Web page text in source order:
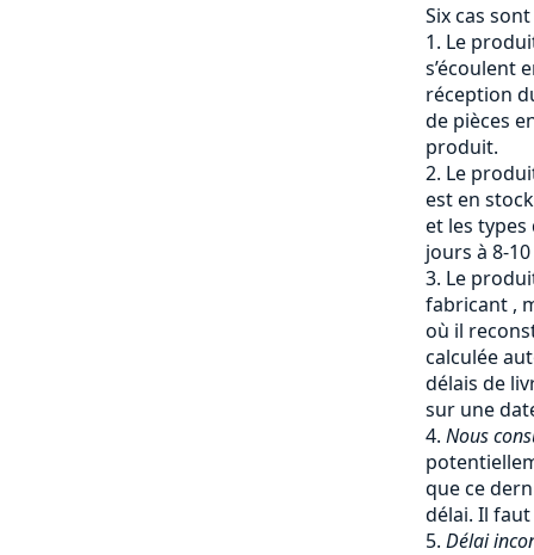
Six cas
Le
s’écoulent
réception
de pièces
produit.
Le
est en
et les types
jours à 8-
Le
fabricant ,
où il
calculée
délais de
sur une
Nous
que ce
délai. Il
Délai